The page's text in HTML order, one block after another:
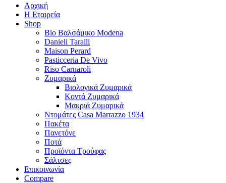
Αρχική
Η Εταιρεία
Shop
Bio Βαλσάμικο Modena
Danieli Taralli
Maison Perard
Pasticceria De Vivo
Riso Carnaroli
Ζυμαρικά
Βιολογικά Ζυμαρικά
Κοντά Ζυμαρικά
Μακριά Ζυμαρικά
Ντομάτες Casa Marrazzo 1934
Πακέτα
Πανετόνε
Ποτά
Προϊόντα Τρούφας
Σάλτσες
Επικοινωνία
Compare